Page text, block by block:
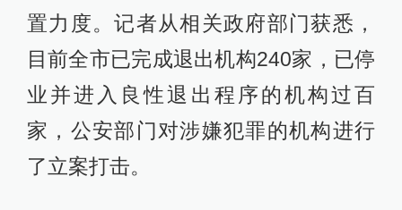
置力度。记者从相关政府部门获悉，
目前全市已完成退出机构240家，已停
业并进入良性退出程序的机构过百
家，公安部门对涉嫌犯罪的机构进行
了立案打击。